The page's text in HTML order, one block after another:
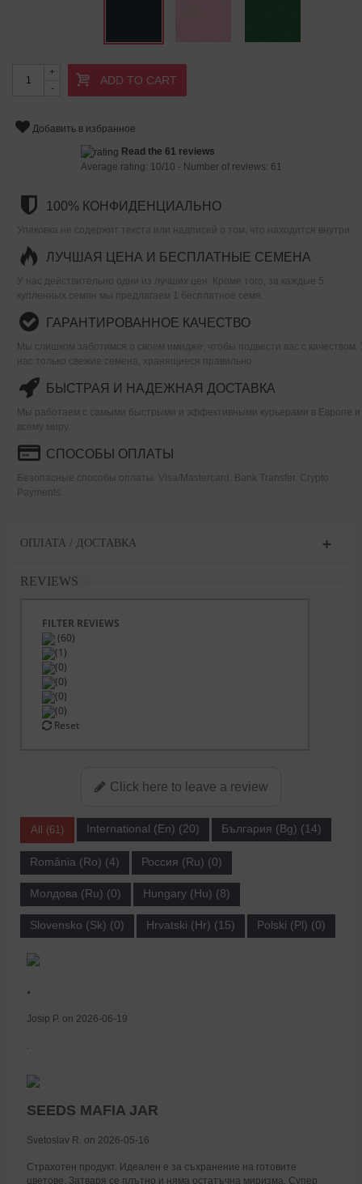
-
+
ADD TO CART
Добавить в избранное
Read the 61 reviews
Average rating: 10/10 - Number of reviews: 61
100% КОНФИДЕНЦИАЛЬНО
Упаковка не содержит текста или надписей о том, что находится внутри.
ЛУЧШАЯ ЦЕНА И БЕСПЛАТНЫЕ СЕМЕНА
У нас действительно одни из лучших цен. Кроме того, за каждые 5
купленных семян мы предлагаем 1 бесплатное семя.
ГАРАНТИРОВАННОЕ КАЧЕСТВО
Мы слишком заботимся о своем имидже, чтобы подвести вас с качеством.
нас только свежие семена, хранящиеся правильно.
БЫСТРАЯ И НАДЕЖНАЯ ДОСТАВКА
Мы работаем с самыми быстрыми и эффективными курьерами в Европе и
всему миру.
СПОСОБЫ ОПЛАТЫ
Безопасные способы оплаты. Visa/Mastercard. Bank Transfer. Crypto
Payments.
ОПЛАТА / ДОСТАВКА
REVIEWS
FILTER REVIEWS
(60)
(1)
(0)
(0)
(0)
(0)
Reset
Click here to leave a review
All (61) International (En) (20) България (Bg) (14)
România (Ro) (4) Россия (Ru) (0)
Молдова (Ru) (0) Hungary (Hu) (8)
Slovensko (Sk) (0) Hrvatski (Hr) (15) Polski (Pl) (0)
.
Josip P. on 2026-06-19
.
SEEDS MAFIA JAR
Svetoslav R. on 2026-05-16
Страхотен продукт. Идеален е за съхранение на готовите
цветове. Затваря се плътно и няма остатъчна миризма. Супер